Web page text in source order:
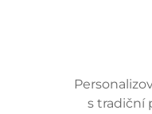
s tradiční